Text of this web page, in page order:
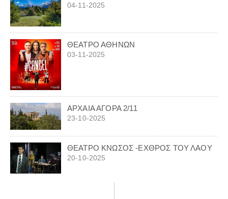
04-11-2025
ΘΕΑΤΡΟ ΑΘΗΝΩΝ
03-11-2025
ΑΡΧΑΙΑ ΑΓΟΡΑ 2/11
23-10-2025
ΘΕΑΤΡΟ ΚΝΩΣΟΣ -ΕΧΘΡΟΣ ΤΟΥ ΛΑΟΥ
20-10-2025